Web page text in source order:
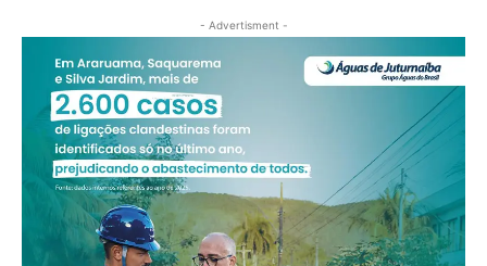
- Advertisment -